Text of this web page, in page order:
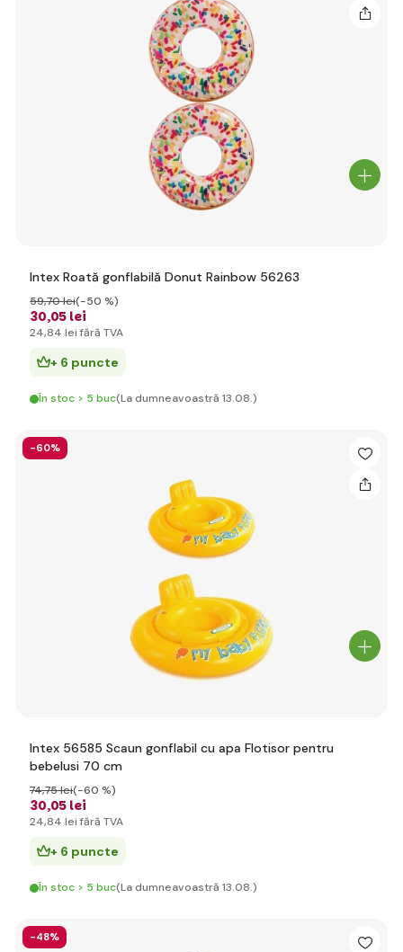
Intex Roată gonflabilă Donut Rainbow 56263
30,05 lei
59,70 lei(-50 %)
24,84 lei fără TVA
+ 6 puncte
În stoc > 5 buc(La dumneavoastră 13.08.)
-60%
Intex 56585 Scaun gonflabil cu apa Flotisor pentru
bebelusi 70 cm
30,05 lei
74,75 lei(-60 %)
24,84 lei fără TVA
+ 6 puncte
În stoc > 5 buc(La dumneavoastră 13.08.)
-48%